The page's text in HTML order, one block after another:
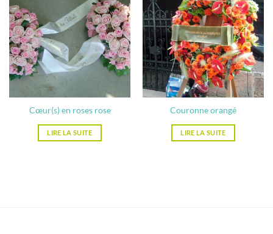
Cœur(s) en roses rose
LIRE LA SUITE
Couronne orangé
LIRE LA SUITE